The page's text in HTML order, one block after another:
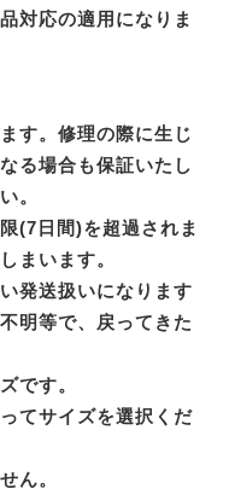
対応の適用になりま
す。修理の際に生じ
る場合も保証いたし
。
(7日間)を超過されま
まいます。
発送扱いになります
明等で、戻ってきた
です。
てサイズを選択くだ
ん。